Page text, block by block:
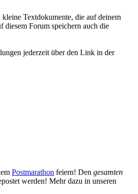
Textdokumente, die auf deinem
diesem Forum speichern auch die
jederzeit über den Link in der
Postmarathon feiern! Den gesamten
werden! Mehr dazu in unseren